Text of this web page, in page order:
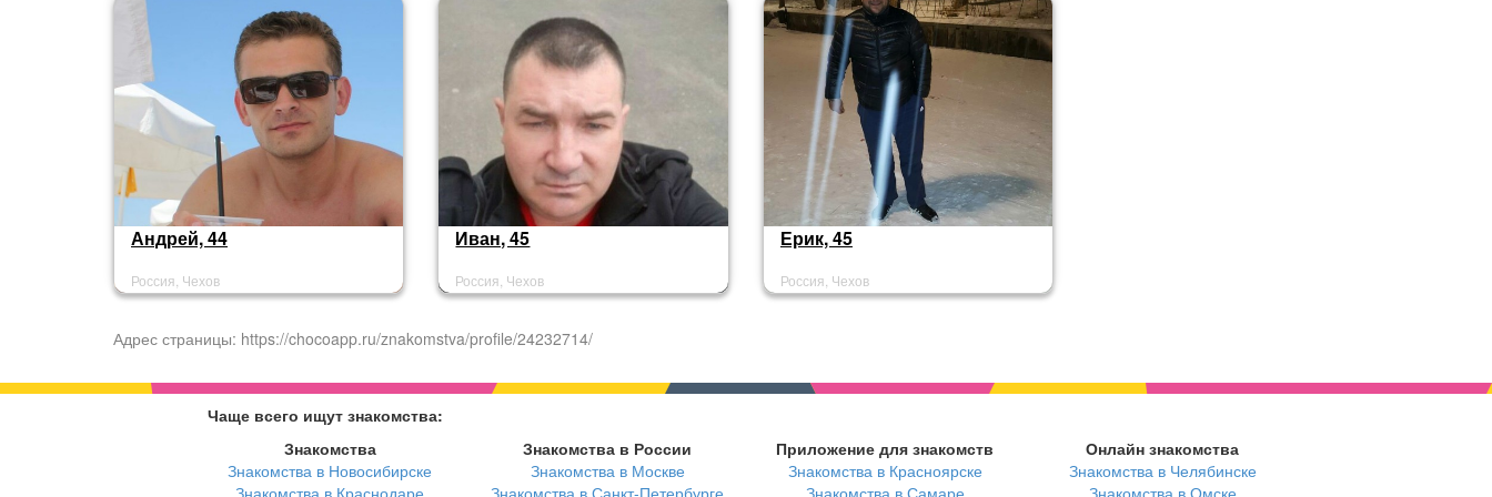
анкету - класс!))😜
Андрей, 44
Россия, Чехов
Иван, 45
Россия, Чехов
Ерик, 45
Россия, Чехов
Адрес страницы: https://chocoapp.ru/znakomstva/profile/24232714/
Чаще всего ищут знакомства:
Знакомства
Знакомства в Новосибирске
Знакомства в Краснодаре
Знакомства в России
Знакомства в Москве
Знакомства в Санкт-Петербурге
Приложение для знакомств
Знакомства в Красноярске
Знакомства в Самаре
Онлайн знакомства
Знакомства в Челябинске
Знакомства в Омске